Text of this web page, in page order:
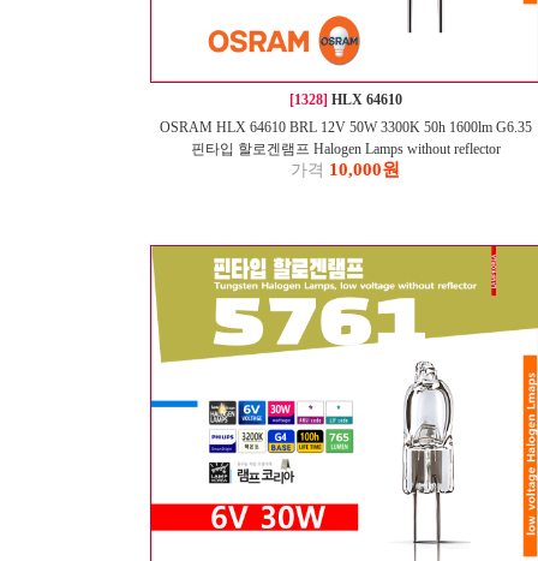
[1328] HLX 64610
OSRAM HLX 64610 BRL 12V 50W 3300K 50h 1600lm G6.35
핀타입 할로겐램프 Halogen Lamps without reflector
가격 10,000원